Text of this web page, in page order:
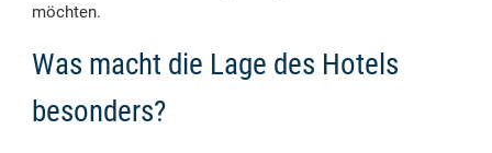
möchten.
Was macht die Lage des Hotels
besonders?